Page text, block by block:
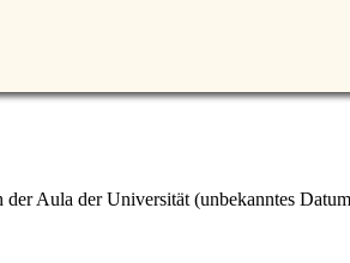
Aula der Universität (unbekanntes